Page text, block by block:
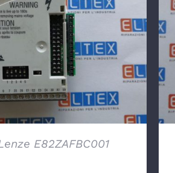
DETTAGLI
E82ZAFBC001